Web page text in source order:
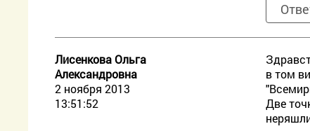
Лисенкова Ольга
Александровна
2 ноября 2013
13:51:52
в том
Две